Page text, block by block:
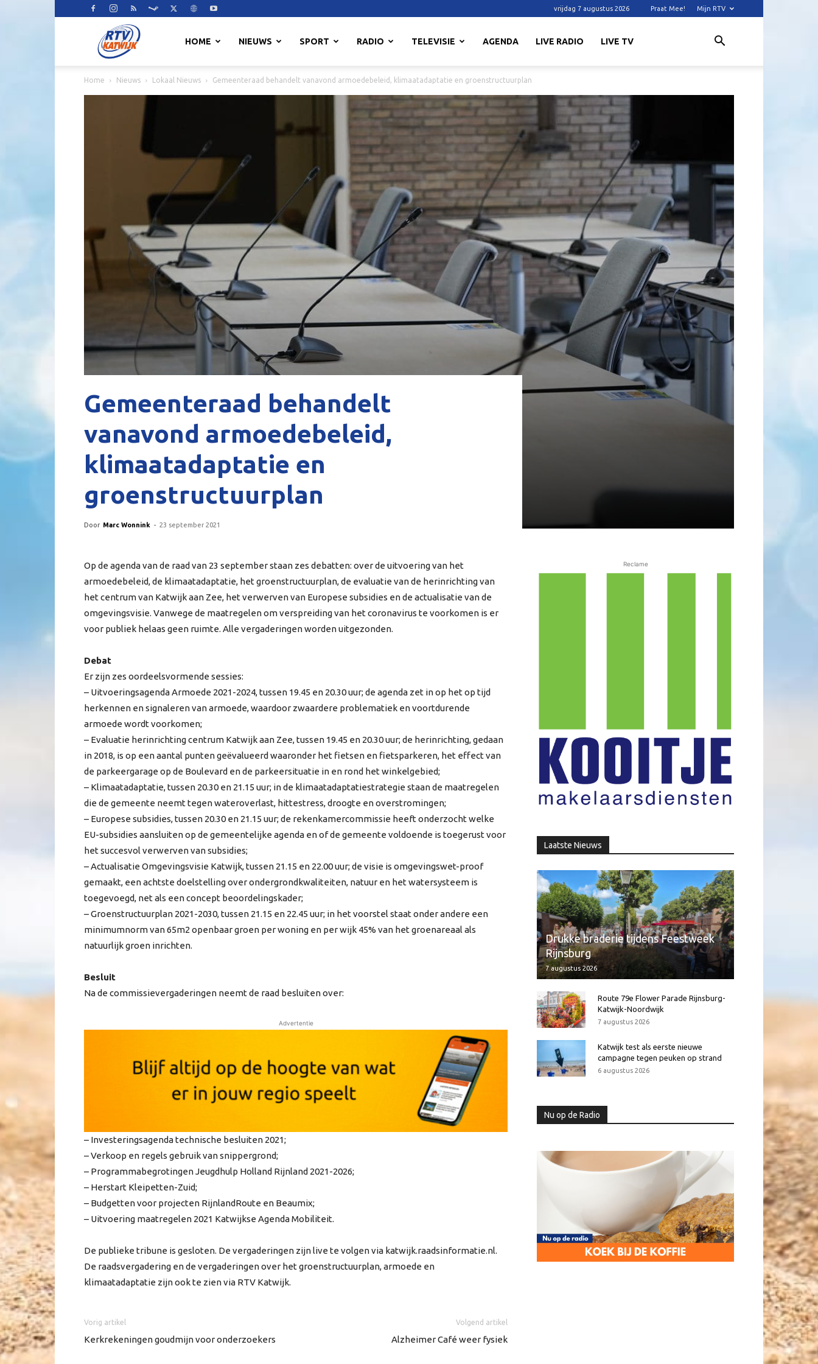
vrijdag 7 augustus 2026 Praat Mee! Mijn RTV
HOME NIEUWS SPORT RADIO TELEVISIE AGENDA LIVE RADIO LIVE TV
Home Nieuws Lokaal Nieuws Gemeenteraad behandelt vanavond armoedebeleid, klimaatadaptatie en groenstructuurplan
Gemeenteraad behandelt
vanavond armoedebeleid,
klimaatadaptatie en
groenstructuurplan
Door Marc Wonnink - 23 september 2021
Op de agenda van de raad van 23 september staan zes debatten: over de uitvoering van het
armoedebeleid, de klimaatadaptatie, het groenstructuurplan, de evaluatie van de herinrichting van
het centrum van Katwijk aan Zee, het verwerven van Europese subsidies en de actualisatie van de
omgevingsvisie. Vanwege de maatregelen om verspreiding van het coronavirus te voorkomen is er
voor publiek helaas geen ruimte. Alle vergaderingen worden uitgezonden.
Debat
Er zijn zes oordeelsvormende sessies:
– Uitvoeringsagenda Armoede 2021-2024, tussen 19.45 en 20.30 uur; de agenda zet in op het op tijd
herkennen en signaleren van armoede, waardoor zwaardere problematiek en voortdurende
armoede wordt voorkomen;
– Evaluatie herinrichting centrum Katwijk aan Zee, tussen 19.45 en 20.30 uur; de herinrichting, gedaan
in 2018, is op een aantal punten geëvalueerd waaronder het fietsen en fietsparkeren, het effect van
de parkeergarage op de Boulevard en de parkeersituatie in en rond het winkelgebied;
– Klimaatadaptatie, tussen 20.30 en 21.15 uur; in de klimaatadaptatiestrategie staan de maatregelen
die de gemeente neemt tegen wateroverlast, hittestress, droogte en overstromingen;
– Europese subsidies, tussen 20.30 en 21.15 uur; de rekenkamercommissie heeft onderzocht welke
EU-subsidies aansluiten op de gemeentelijke agenda en of de gemeente voldoende is toegerust voor
het succesvol verwerven van subsidies;
– Actualisatie Omgevingsvisie Katwijk, tussen 21.15 en 22.00 uur; de visie is omgevingswet-proof
gemaakt, een achtste doelstelling over ondergrondkwaliteiten, natuur en het watersysteem is
toegevoegd, net als een concept beoordelingskader;
– Groenstructuurplan 2021-2030, tussen 21.15 en 22.45 uur; in het voorstel staat onder andere een
minimumnorm van 65m2 openbaar groen per woning en per wijk 45% van het groenareaal als
natuurlijk groen inrichten.
Besluit
Na de commissievergaderingen neemt de raad besluiten over:
Advertentie
– Investeringsagenda technische besluiten 2021;
– Verkoop en regels gebruik van snippergrond;
– Programmabegrotingen Jeugdhulp Holland Rijnland 2021-2026;
– Herstart Kleipetten-Zuid;
– Budgetten voor projecten RijnlandRoute en Beaumix;
– Uitvoering maatregelen 2021 Katwijkse Agenda Mobiliteit.
De publieke tribune is gesloten. De vergaderingen zijn live te volgen via katwijk.raadsinformatie.nl.
De raadsvergadering en de vergaderingen over het groenstructuurplan, armoede en
klimaatadaptatie zijn ook te zien via RTV Katwijk.
Vorig artikel
Kerkrekeningen goudmijn voor onderzoekers
Volgend artikel
Alzheimer Café weer fysiek
Reclame
Laatste Nieuws
Drukke braderie tijdens Feestweek
Rijnsburg
7 augustus 2026
Route 79e Flower Parade Rijnsburg-
Katwijk-Noordwijk
7 augustus 2026
Katwijk test als eerste nieuwe
campagne tegen peuken op strand
6 augustus 2026
Nu op de Radio